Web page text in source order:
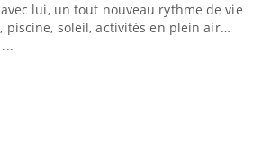
lui, un tout nouveau rythme de vie !
piscine, soleil, activités en plein air…